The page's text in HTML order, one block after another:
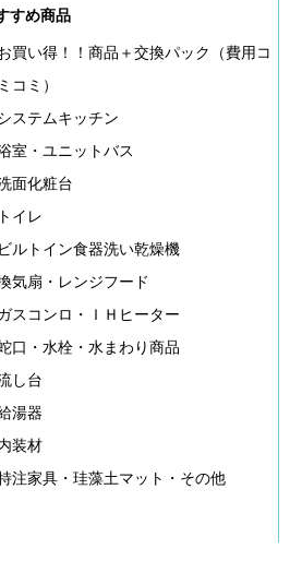
すめ商品
買い得！！商品＋交換パック（費用コ
ミコミ）
ステムキッチン
室・ユニットバス
面化粧台
トイレ
ビルトイン食器洗い乾燥機
気扇・レンジフード
スコンロ・ＩＨヒーター
口・水栓・水まわり商品
し台
湯器
装材
注家具・珪藻土マット・その他